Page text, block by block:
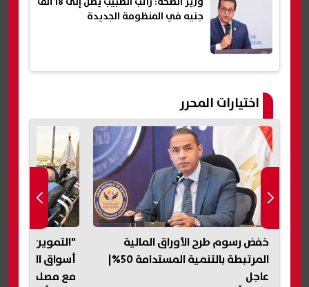
جنيه في المنظومة الجديدة
اختيارات المحرر
خفض رسوم طرح الأوراق المالية
المرتبطة بالتنمية المستدامة 50%|
عاجل
"التموين":
أسواق الذهب
مع مصلحة دمغ